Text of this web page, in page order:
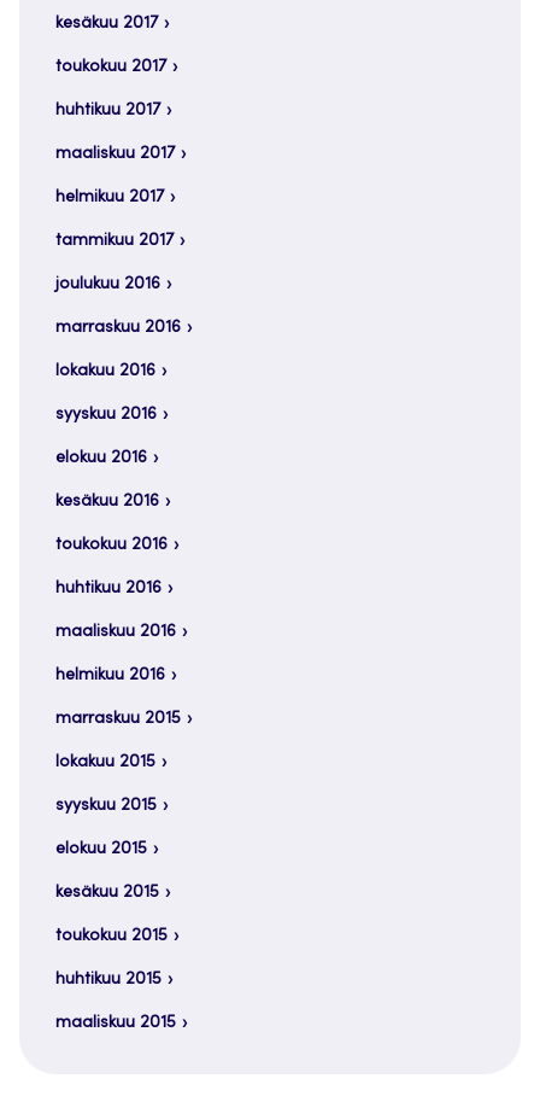
kesäkuu 2017
toukokuu 2017
huhtikuu 2017
maaliskuu 2017
helmikuu 2017
tammikuu 2017
joulukuu 2016
marraskuu 2016
lokakuu 2016
syyskuu 2016
elokuu 2016
kesäkuu 2016
toukokuu 2016
huhtikuu 2016
maaliskuu 2016
helmikuu 2016
marraskuu 2015
lokakuu 2015
syyskuu 2015
elokuu 2015
kesäkuu 2015
toukokuu 2015
huhtikuu 2015
maaliskuu 2015